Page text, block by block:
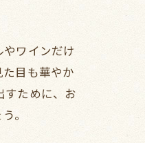
ワインだけ
目も華やか
すために、お
。